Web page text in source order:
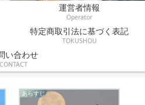
運営者情報
Operator
特定商取引法に基づく表記
TOKUSHOU
い合わせ
CONTACT
あらすじ